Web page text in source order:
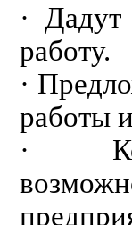
·
работу.
·
работы
·